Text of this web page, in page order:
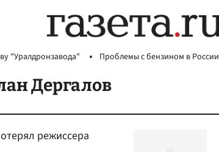
"Уралдронзавода" Проблемы с бензином в России
Дергалов
режиссера